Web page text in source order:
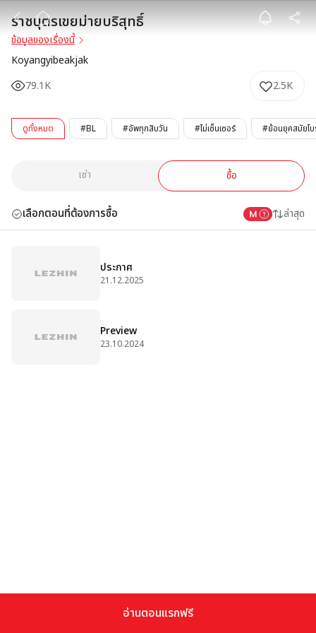
ราชบุตรเขยม่า
ราชบุตรเขยม่ายบริสุทธิ์
ข้อมูลของเรื่องนี้
Koyangyibeakjak
79.1K
2.5K
ดูทั้งหมด #BL #อัพทุกสิบวัน #ไม่เซ็นเซอร์ #ย้อนยุคสมัยโ
เช่า ซื้อ
เลือกตอนที่ต้องการซื้อ ล่าสุด
ประกาศ
21.12.2025
Preview
23.10.2024
อ่านตอนแรกฟรี